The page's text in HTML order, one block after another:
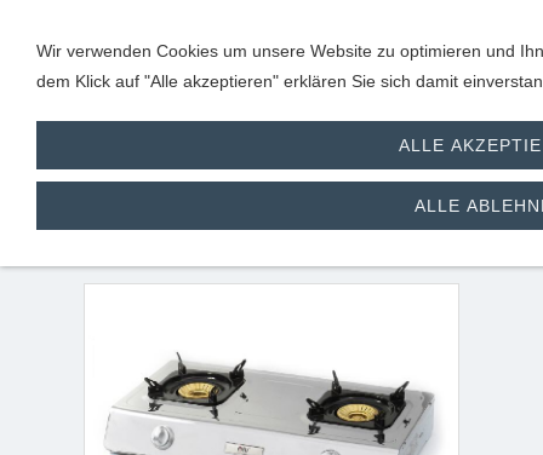
2 flammiger Gaskocher/
Wokbrenner
Wir verwenden Cookies um unsere Website zu optimieren und
dem Klick auf "Alle akzeptieren" erklären Sie sich damit
ALLE
ALLE